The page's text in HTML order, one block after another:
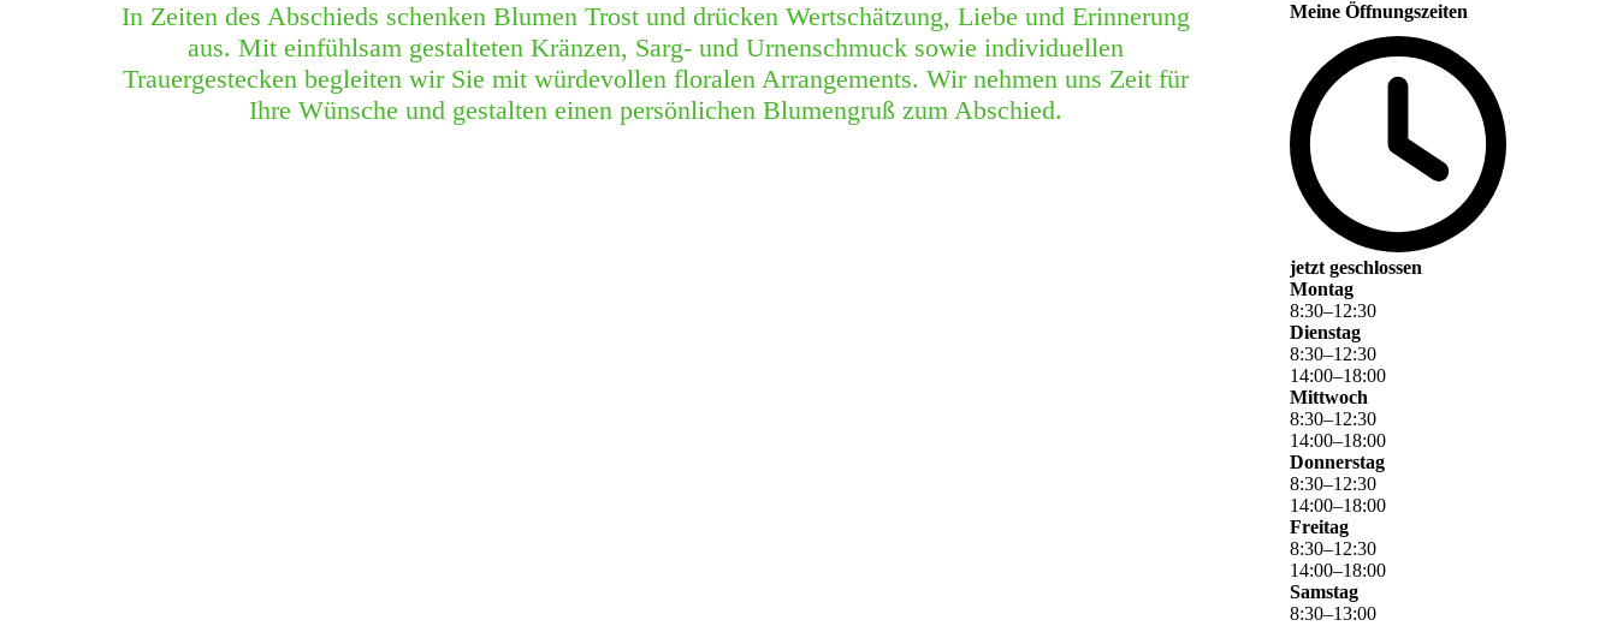
In Zeiten des Abschieds schenken Blumen Trost und drücken Wertschätzung, Liebe und Erinnerung
aus. Mit einfühlsam gestalteten Kränzen, Sarg- und Urnenschmuck sowie individuellen
Trauergestecken begleiten wir Sie mit würdevollen floralen Arrangements. Wir nehmen uns Zeit für
Ihre Wünsche und gestalten einen persönlichen Blumengruß zum Abschied.
Meine Öffnungszeiten
jetzt geschlossen
Montag
8:30–12:30
Dienstag
8:30–12:30
14:00–18:00
Mittwoch
8:30–12:30
14:00–18:00
Donnerstag
8:30–12:30
14:00–18:00
Freitag
8:30–12:30
14:00–18:00
Samstag
8:30–13:00